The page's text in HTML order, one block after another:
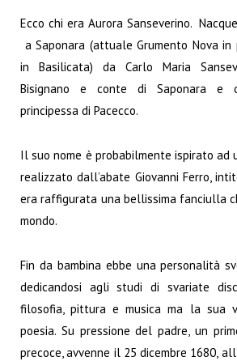
Ecco chi era Aurora Sanseverino.
a Saponara (attuale Grumento Nova in
in Basilicata) da Carlo Maria
Bisignano e conte di Saponara e
principessa di Pacecco.
Il suo nome è probabilmente ispirato ad
realizzato dall’abate Giovanni Ferro,
era raffigurata una bellissima fanciulla
mondo.
Fin da bambina ebbe una personalità
dedicandosi agli studi di svariate
filosofia, pittura e musica ma la sua
poesia. Su pressione del padre, un
precoce, avvenne il 25 dicembre 1680,